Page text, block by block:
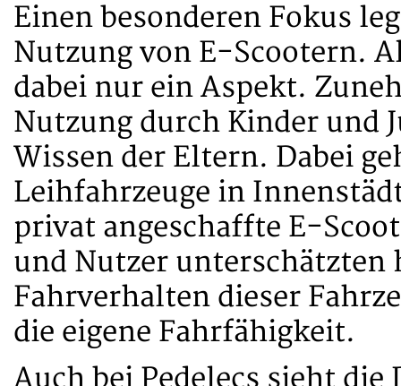
Einen besonderen Fokus
Nutzung von E-Scootern.
dabei nur ein Aspekt.
Nutzung durch Kinder und
Wissen der Eltern. Dabei
Leihfahrzeuge in
privat angeschaffte E-
und Nutzer unterschätzten
Fahrverhalten dieser
die eigene Fahrfähigkeit.